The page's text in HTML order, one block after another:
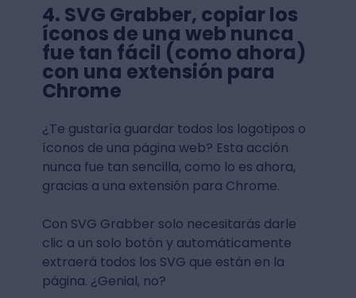
4. SVG Grabber, copiar los
íconos de una web nunca
fue tan fácil (como ahora)
con una extensión para
Chrome
¿Te gustaría guardar todos los logotipos o
íconos de una página web? Esta acción
nunca fue tan sencilla, como lo es ahora,
gracias a una extensión para Chrome.
Con SVG Grabber solo necesitarás darle
clic a un solo botón y automáticamente
extraerá todos los SVG que están en la
página. ¿Genial, no?